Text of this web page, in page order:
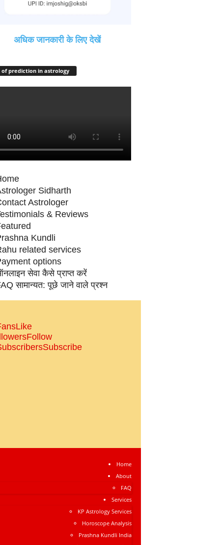
अधिक जानकारी के लिए देखें
prediction in astrology
Sidharth
Astrologer
& Reviews
Kundli
related services
options
सेवा कैसे प्राप्‍त करें
सामान्‍यत: पूछे जाने वाले प्रश्‍न
Like
Follow
Subscribe
Home
About
FAQ
Services
KP Astrology Services
Horoscope Analysis
Prashna Kundli India